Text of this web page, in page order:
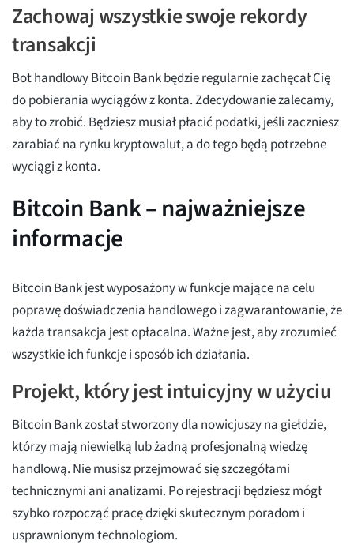
Zachowaj wszystkie swoje rekordy
transakcji
Bot handlowy Bitcoin Bank będzie regularnie zachęcał Cię
do pobierania wyciągów z konta. Zdecydowanie zalecamy,
aby to zrobić. Będziesz musiał płacić podatki, jeśli zaczniesz
zarabiać na rynku kryptowalut, a do tego będą potrzebne
wyciągi z konta.
Bitcoin Bank – najważniejsze
informacje
Bitcoin Bank jest wyposażony w funkcje mające na celu
poprawę doświadczenia handlowego i zagwarantowanie, że
każda transakcja jest opłacalna. Ważne jest, aby zrozumieć
wszystkie ich funkcje i sposób ich działania.
Projekt, który jest intuicyjny w użyciu
Bitcoin Bank został stworzony dla nowicjuszy na giełdzie,
którzy mają niewielką lub żadną profesjonalną wiedzę
handlową. Nie musisz przejmować się szczegółami
technicznymi ani analizami. Po rejestracji będziesz mógł
szybko rozpocząć pracę dzięki skutecznym poradom i
usprawnionym technologiom.